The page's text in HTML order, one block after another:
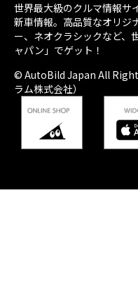
世界最大級のクルマ情報サ
新車情報。高品質なオリジ
ー、ネオクラシックなど、
ャパン」でゲット！
© AutoBild Japan All
ラム株式会社）